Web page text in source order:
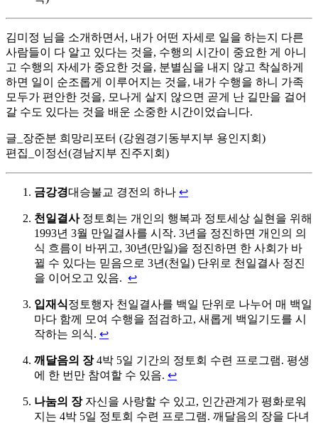
김미정 님을 소개하면서, 내가 어떤 자세로 일을 하는지 다른
사람들이 다 알고 있다는 것을, 수행의 시간이 중요한 게 아니
고 수행의 자세가 중요한 것을, 분별심을 내지 않고 착실하게
하면 일이 순조롭게 이루어지는 것을, 내가 수행을 하니 가족
모두가 편안한 것을, 모나게 살지 않으면 곧게 난 길만을 걸어
갈 수도 있다는 것을 배운 소중한 시간이었습니다.
글_장준분 희망리포터 (강원경기동부지부 용인지회)
편집_이정선(경남지부 진주지회)
금강경대승불교 경전의 하나 ↩
천일결사정토회는 개인의 행복과 정토세상 실현을 위해
1993년 3월 만일결사를 시작. 3년을 정진하면 개인의 의
식 흐름이 바뀌고, 30년(만일)을 정진하면 한 사회가 바
뀔 수 있다는 믿음으로 3년(천일) 단위로 천일결사 정진
을 이어오고 있음. ↩
입재식정토행자 천일결사를 백일 단위로 나누어 매 백일
마다 함께 모여 수행을 점검하고, 새롭게 백일기도를 시
작하는 의식. ↩
깨달음의 장4박 5일 기간의 정토회 수련 프로그램. 평생
에 한 번만 참여할 수 있음. ↩
나눔의 장자신을 사랑할 수 있고, 인간관계가 평화로워
지는 4박 5일 정토회 수련 프로그램. 깨달음의 장을 다녀